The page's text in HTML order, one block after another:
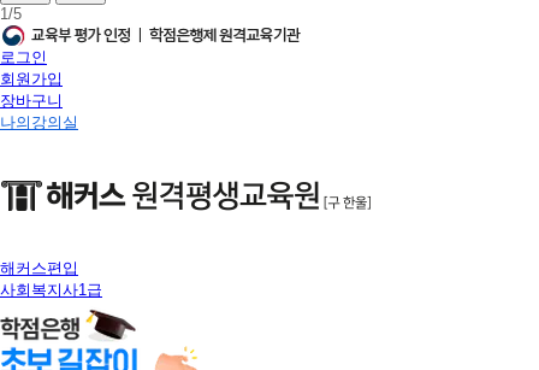
1/5
로그인
회원가입
장바구니
나의강의실
해커스편입
사회복지사1급